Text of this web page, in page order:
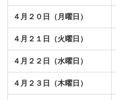
４月２０日（月曜日）
４月２１日（火曜日）
４月２２日（水曜日）
４月２３日（木曜日）